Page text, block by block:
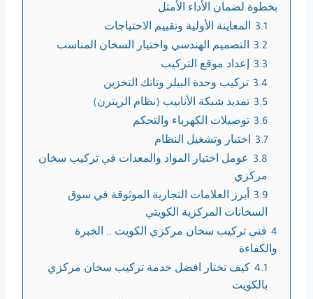
بخطوة لضمان الأداء الأمثل
3.1 المعاينة الأولية وتقييم الاحتياجات
3.2 التصميم الهندسي واختيار السخان المناسب
3.3 إعداد موقع التركيب
3.4 تركيب وحدة البيلر وتانك التخزين
3.5 تمديد شبكة الأنابيب (نظام الريترن)
3.6 توصيلات الكهرباء والتحكم
3.7 اختبار وتشغيل النظام
3.8 عومل اختيار المواد والمعدات في تركيب سخان
مركزي
3.9 أبرز العلامات التجارية الموثوقة في سوق
السخانات المركزية الكويتي
4 فني تركيب سخان مركزي الكويت .. الخبرة
والكفاءة
4.1 كيف تختار افضل خدمة تركيب سخان مركزي
بالكويت